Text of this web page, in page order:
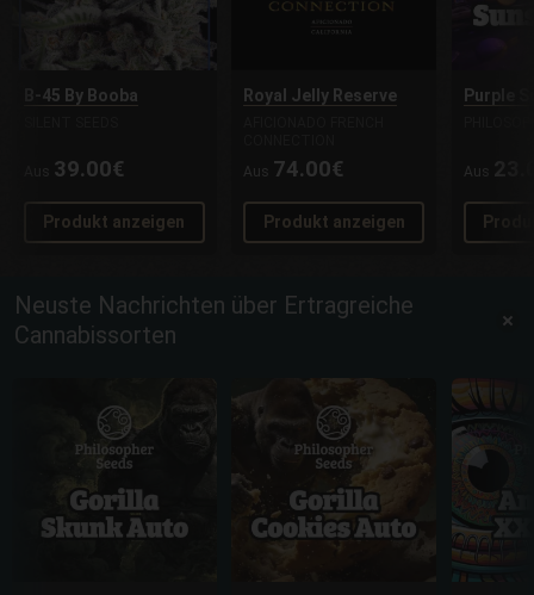
B-45 By Booba
39.00€
Produkt anzeigen
Royal Jelly Reserve
Aus 74.00€
Produkt anzeigen
Purple
Aus
Neuste Nachrichten über Ertragreiche
Cannabissorten